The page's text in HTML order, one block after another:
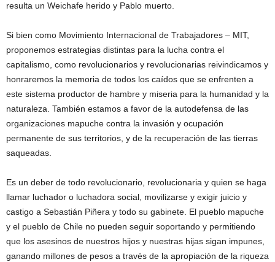
resulta un Weichafe herido y Pablo muerto.
Si bien como Movimiento Internacional de Trabajadores – MIT,
proponemos estrategias distintas para la lucha contra el
capitalismo, como revolucionarios y revolucionarias reivindicamos y
honraremos la memoria de todos los caídos que se enfrenten a
este sistema productor de hambre y miseria para la humanidad y la
naturaleza. También estamos a favor de la autodefensa de las
organizaciones mapuche contra la invasión y ocupación
permanente de sus territorios, y de la recuperación de las tierras
saqueadas.
Es un deber de todo revolucionario, revolucionaria y quien se haga
llamar luchador o luchadora social, movilizarse y exigir juicio y
castigo a Sebastián Piñera y todo su gabinete. El pueblo mapuche
y el pueblo de Chile no pueden seguir soportando y permitiendo
que los asesinos de nuestros hijos y nuestras hijas sigan impunes,
ganando millones de pesos a través de la apropiación de la riqueza